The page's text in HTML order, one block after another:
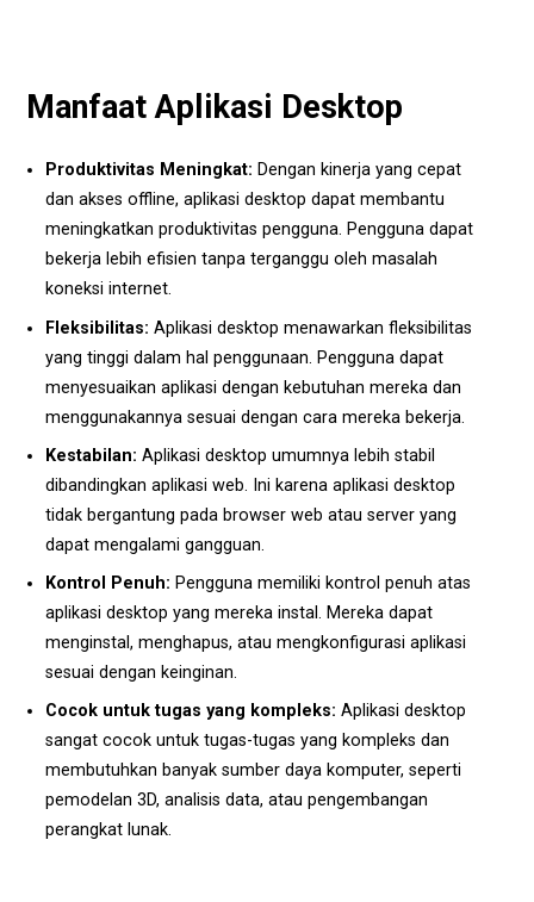
Manfaat Aplikasi Desktop
Produktivitas Meningkat: Dengan kinerja yang cepat
dan akses offline, aplikasi desktop dapat membantu
meningkatkan produktivitas pengguna. Pengguna dapat
bekerja lebih efisien tanpa terganggu oleh masalah
koneksi internet.
Fleksibilitas: Aplikasi desktop menawarkan fleksibilitas
yang tinggi dalam hal penggunaan. Pengguna dapat
menyesuaikan aplikasi dengan kebutuhan mereka dan
menggunakannya sesuai dengan cara mereka bekerja.
Kestabilan: Aplikasi desktop umumnya lebih stabil
dibandingkan aplikasi web. Ini karena aplikasi desktop
tidak bergantung pada browser web atau server yang
dapat mengalami gangguan.
Kontrol Penuh: Pengguna memiliki kontrol penuh atas
aplikasi desktop yang mereka instal. Mereka dapat
menginstal, menghapus, atau mengkonfigurasi aplikasi
sesuai dengan keinginan.
Cocok untuk tugas yang kompleks: Aplikasi desktop
sangat cocok untuk tugas-tugas yang kompleks dan
membutuhkan banyak sumber daya komputer, seperti
pemodelan 3D, analisis data, atau pengembangan
perangkat lunak.